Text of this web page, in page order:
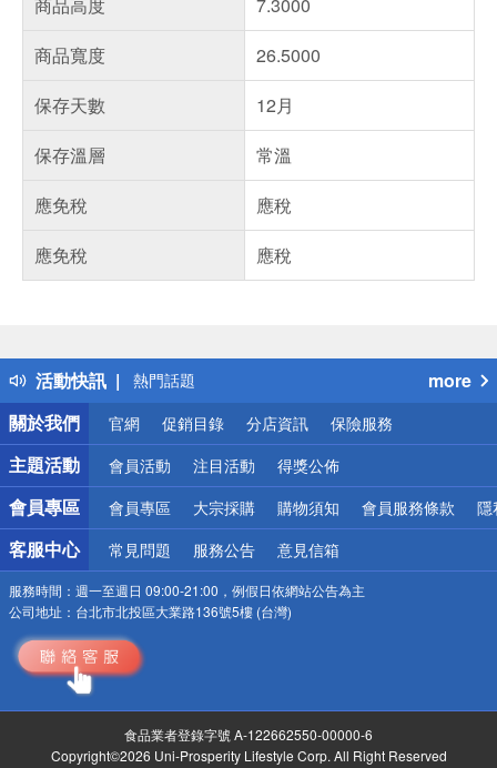
商品寬度
26.5000
保存天數
12月
保存溫層
常溫
應免稅
應稅
應免稅
應稅
活動快訊
得獎公告
熱門話題
銀行優惠
偏遠地區配送
詐騙網頁！請小心！
more
關於我們
官網 促銷目錄 分店資訊 保險服務
主題活動 會員活動 注目活動 得獎公佈
會員專區 會員專區 大宗採購 購物須知 會員服務條款 隱
客服中心 常見問題 服務公告 意見信箱
服務時間： 週一至週日 09:00-21:00，例假日依網站公告為主
公司地址： 台北市北投區大業路136號5樓 (台灣)
食品業者登錄字號 A-122662550-00000-6
Copyright©2026 Uni-Prosperity Lifestyle Corp. All Right Reserved